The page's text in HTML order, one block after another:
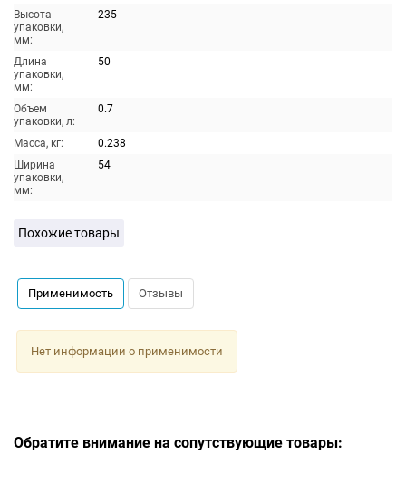
Высота
упаковки,
мм:
235
Длина
упаковки,
мм:
50
Объем
упаковки, л:
0.7
Масса, кг:
0.238
Ширина
упаковки,
мм:
54
Похожие товары
Применимость Отзывы
Нет информации о применимости
Обратите внимание на сопутствующие товары: